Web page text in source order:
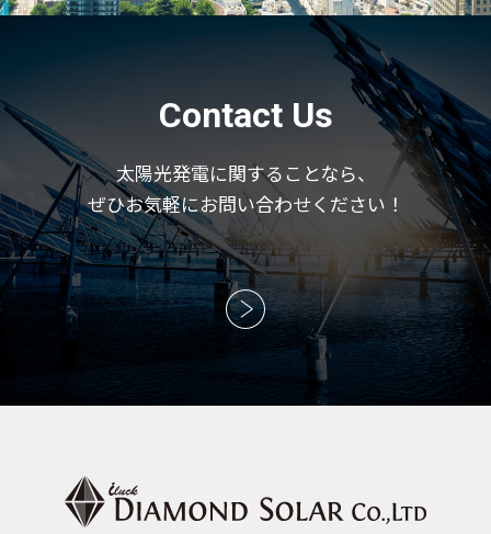
Contact Us
太陽光発電に関することなら、
ぜひお気軽にお問い合わせください！